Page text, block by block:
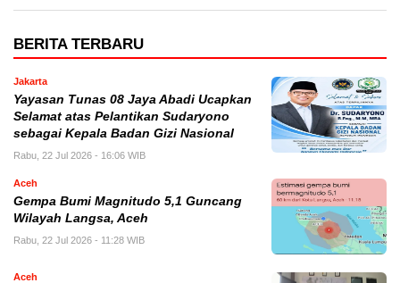
BERITA TERBARU
Jakarta
Yayasan Tunas 08 Jaya Abadi Ucapkan
Selamat atas Pelantikan Sudaryono
sebagai Kepala Badan Gizi Nasional
Rabu, 22 Jul 2026 - 16:06 WIB
Aceh
Gempa Bumi Magnitudo 5,1 Guncang
Wilayah Langsa, Aceh
Rabu, 22 Jul 2026 - 11:28 WIB
Aceh